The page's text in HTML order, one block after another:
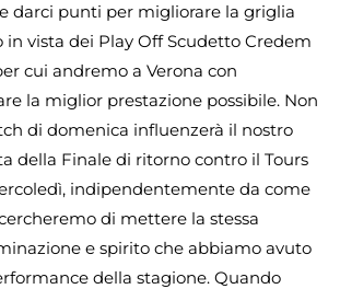
darci punti per migliorare la griglia
in vista dei Play Off Scudetto Credem
cui andremo a Verona con
la miglior prestazione possibile. Non
di domenica influenzerà il nostro
della Finale di ritorno contro il Tours
indipendentemente da come
di mettere la stessa
e spirito che abbiamo avuto
della stagione. Quando